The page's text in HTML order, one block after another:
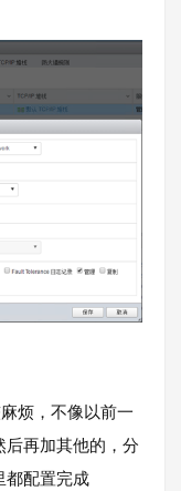
烦，不像以前一
后再加其他的，分
都配置完成